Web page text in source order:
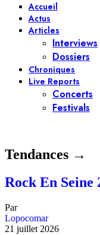
Accueil
Actus
Articles
Interviews
Dossiers
Chroniques
Live Reports
Concerts
Festivals
Tendances →
Rock En Seine
Par
Lopocomar
21 juillet 2026